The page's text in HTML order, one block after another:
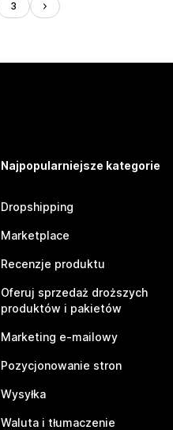
3
Najpopularniejsze kategorie
Dropshipping
Marketplace
Recenzje produktu
Oferuj sprzedaż droższych
produktów i pakietów
Marketing e-mailowy
Pozycjonowanie stron
Wysyłka
Waluta i tłumaczenie